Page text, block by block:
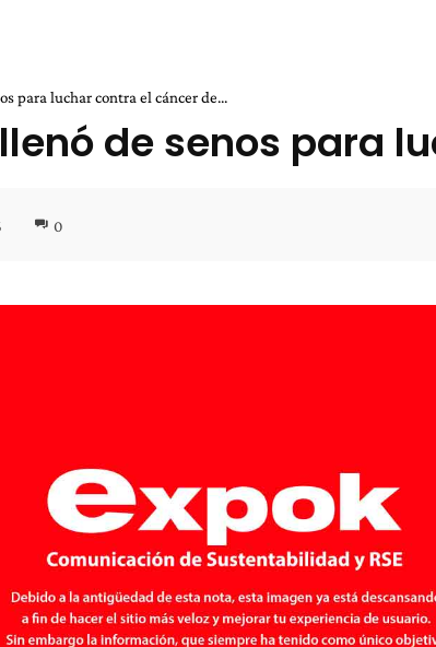
para luchar contra el cáncer de...
de senos para
0